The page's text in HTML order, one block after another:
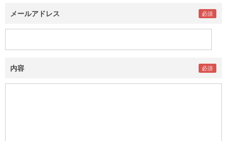
メールアドレス
内容